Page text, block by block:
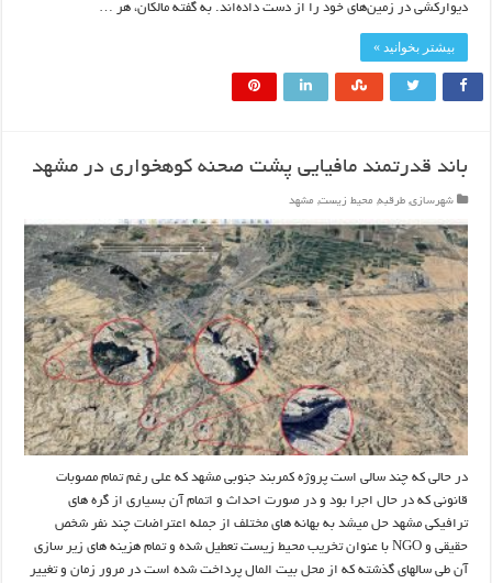
دیوارکشی در زمین‌های خود را از دست داده‌اند. به گفته مالکان، هر …
بیشتر بخوانید »
باند قدرتمند مافیایی پشت صحنه کوهخواری در مشهد
شهرسازی, طرقبه, محیط زیست, مشهد
در حالی که چند سالی است پروژه کمربند جنوبی مشهد که علی رغم تمام مصوبات
قانونی که در حال اجرا بود و در صورت احداث و اتمام آن بسیاری از گره های
ترافیکی مشهد حل میشد به بهانه های مختلف از جمله اعتراضات چند نفر شخص
حقیقی و NGO با عنوان تخریب محیط زیست تعطیل شده و تمام هزینه های زیر سازی
آن طی سالهای گذشته که از محل بیت المال پرداخت شده است در مرور زمان و تغییر